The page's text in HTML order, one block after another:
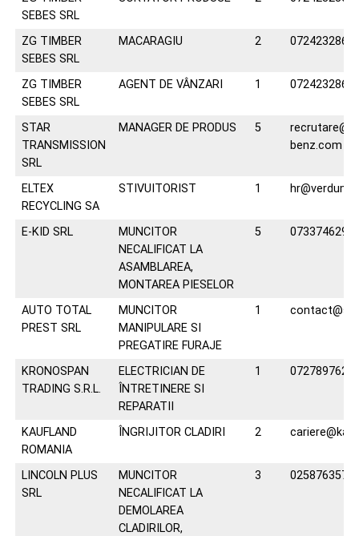
SEBES SRL
ZG TIMBER
SEBES SRL
MACARAGIU 2 0724232863
ZG TIMBER
SEBES SRL
AGENT DE VÂNZARI 1 0724232863
STAR
TRANSMISSION
SRL
MANAGER DE PRODUS 5
benz.com
ELTEX
RECYCLING SA
STIVUITORIST 1
E-KID SRL
MUNCITOR
NECALIFICAT LA
ASAMBLAREA,
MONTAREA PIESELOR
5 0733746291
AUTO TOTAL
PREST SRL
MUNCITOR
MANIPULARE SI
PREGATIRE FURAJE
1
KRONOSPAN
TRADING S.R.L.
ELECTRICIAN DE
ÎNTRETINERE SI
REPARATII
1 0727897625
KAUFLAND
ROMANIA
ÎNGRIJITOR CLADIRI 2
LINCOLN PLUS
SRL
MUNCITOR
NECALIFICAT LA
DEMOLAREA
CLADIRILOR,
3 0258763577